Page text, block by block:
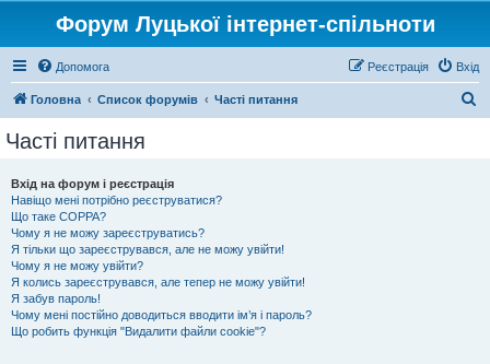
Форум Луцької інтернет-спільноти
Допомога Вхід
Реєстрація
Головна Список форумів Часті питання
Часті питання
Вхід на форум і реєстрація
Навіщо мені потрібно реєструватися?
Що таке COPPA?
Чому я не можу зареєструватись?
Я тільки що зареєструвався, але не можу увійти!
Чому я не можу увійти?
Я колись зареєструвався, але тепер не можу увійти!
Я забув пароль!
Чому мені постійно доводиться вводити ім’я і пароль?
Що робить функція "Видалити файли cookie"?